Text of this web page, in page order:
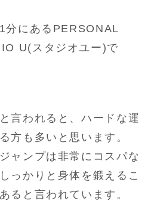
分にあるPERSONAL
U(スタジオユー)で
言われると、ハードな運
方も多いと思います。
ャンプは非常にコスパな
っかりと身体を鍛えるこ
ると言われています。